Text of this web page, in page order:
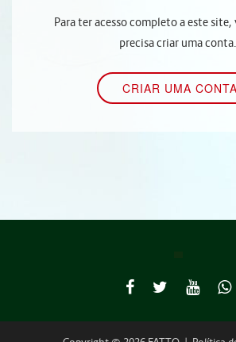
Para ter acesso completo a este
precisa criar uma conta.